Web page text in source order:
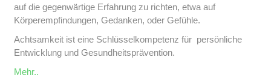
auf die gegenwärtige Erfahrung zu richten, etwa auf
Körperempfindungen, Gedanken, oder Gefühle.
Achtsamkeit ist eine Schlüsselkompetenz für persönliche
Entwicklung und Gesundheitsprävention.
Mehr..